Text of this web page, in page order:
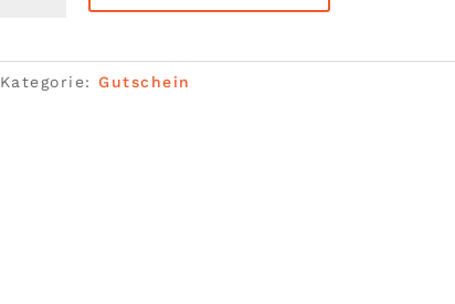
Kategorie:Gutschein